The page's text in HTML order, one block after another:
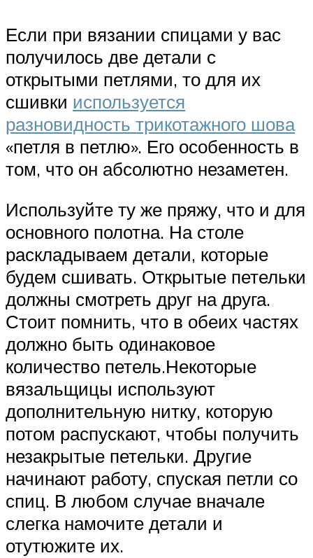
Если при вязании спицами у вас
получилось две детали с
открытыми петлями, то для их
сшивки используется
разновидность трикотажного шова
«петля в петлю». Его особенность в
том, что он абсолютно незаметен.
Используйте ту же пряжу, что и для
основного полотна. На столе
раскладываем детали, которые
будем сшивать. Открытые петельки
должны смотреть друг на друга.
Стоит помнить, что в обеих частях
должно быть одинаковое
количество петель.Некоторые
вязальщицы используют
дополнительную нитку, которую
потом распускают, чтобы получить
незакрытые петельки. Другие
начинают работу, спуская петли со
спиц. В любом случае вначале
слегка намочите детали и
отутюжите их.